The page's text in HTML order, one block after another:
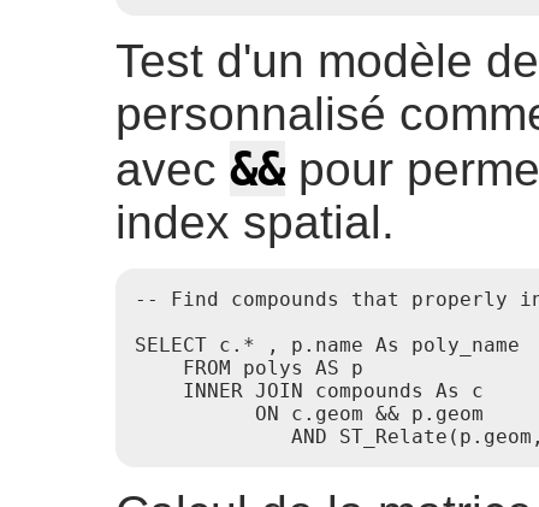
Test d'un modèle
personnalisé
avec &&pour
index spatial.
-- Find compounds that
SELECT c.* , p.name As poly_name
    FROM polys AS p
    INNER JOIN compounds As c
          ON c.geom && p.geom